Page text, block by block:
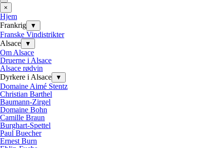
×
Hjem
Frankrig
▼
Franske Vindistrikter
Alsace
▼
Om Alsace
Druerne i Alsace
Alsace rødvin
Dyrkere i Alsace
▼
Domaine Aimé Stentz
Christian Barthel
Baumann-Zirgel
Domaine Bohn
Camille Braun
Burghart-Spettel
Paul Buecher
Ernest Burn